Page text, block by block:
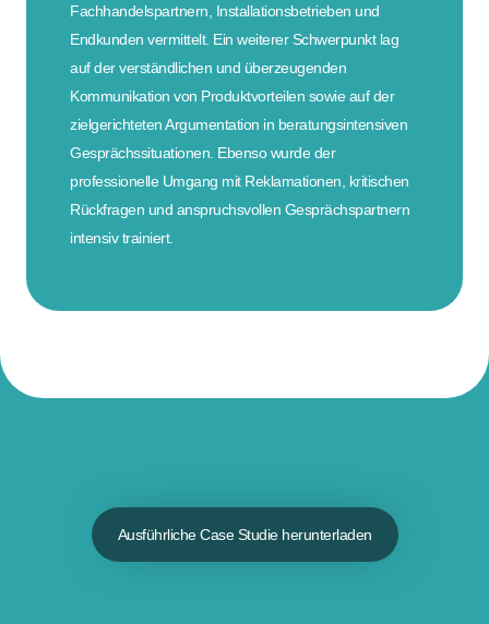
Fachhandelspartnern, Installationsbetrieben und
Endkunden vermittelt. Ein weiterer Schwerpunkt lag
auf der verständlichen und überzeugenden
Kommunikation von Produktvorteilen sowie auf der
zielgerichteten Argumentation in beratungsintensiven
Gesprächssituationen. Ebenso wurde der
professionelle Umgang mit Reklamationen, kritischen
Rückfragen und anspruchsvollen Gesprächspartnern
intensiv trainiert.
Ausführliche Case Studie herunterladen